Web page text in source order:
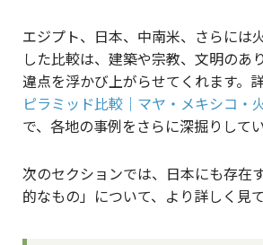
エジプト、日本、中南米、さらに
した比較は、建築や宗教、文明のあ
違点を浮かび上がらせてくれます。
ピラミッド比較｜マヤ・メキシコ・
で、各地の事例をさらに深掘りしてい
次のセクションでは、日本にも存在
的なもの」について、より詳しく見